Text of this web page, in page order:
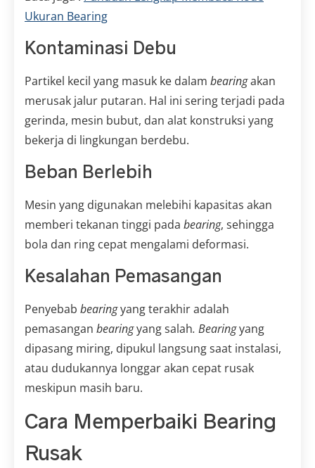
Ukuran Bearing
Kontaminasi Debu
Partikel kecil yang masuk ke dalam bearingakan
merusak jalur putaran. Hal ini sering terjadi pada
gerinda, mesin bubut, dan alat konstruksi yang
bekerja di lingkungan berdebu.
Beban Berlebih
Mesin yang digunakan melebihi kapasitas akan
memberi tekanan tinggi pada bearing, sehingga
bola dan ring cepat mengalami deformasi.
Kesalahan Pemasangan
Penyebab bearingyang terakhir adalah
pemasangan bearingyang salah. Bearingyang
dipasang miring, dipukul langsung saat instalasi,
atau dudukannya longgar akan cepat rusak
meskipun masih baru.
Cara Memperbaiki Bearing
Rusak